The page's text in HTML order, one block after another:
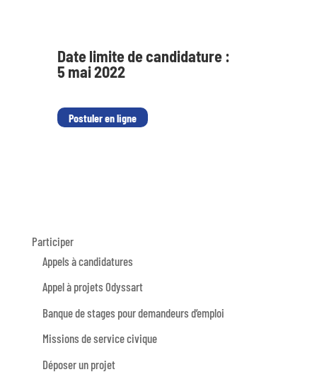
Date limite de candidature :
5 mai 2022
Postuler en ligne
Participer
Appels à candidatures
Appel à projets Odyssart
Banque de stages pour demandeurs d’emploi
Missions de service civique
Déposer un projet